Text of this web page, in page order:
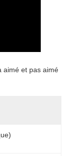
aimé et pas aimé